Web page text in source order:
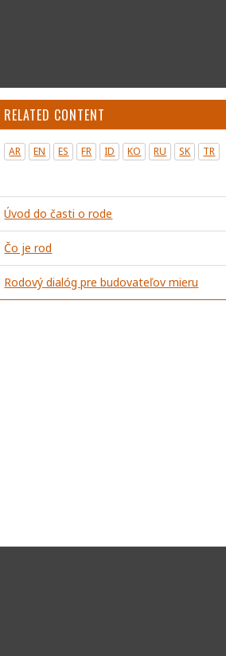
RELATED CONTENT
AR EN ES FR ID KO RU SK TR
Úvod do časti o rode
Čo je rod
Rodový dialóg pre budovateľov mieru